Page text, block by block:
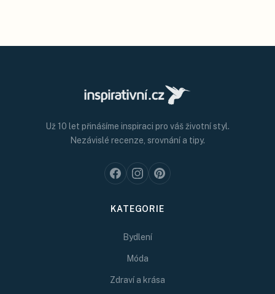
Už 10 let přinášíme inspiraci pro váš životní styl.
Nezávislé recenze, srovnání a tipy.
KATEGORIE
Bydlení
Móda
Zdraví a krása